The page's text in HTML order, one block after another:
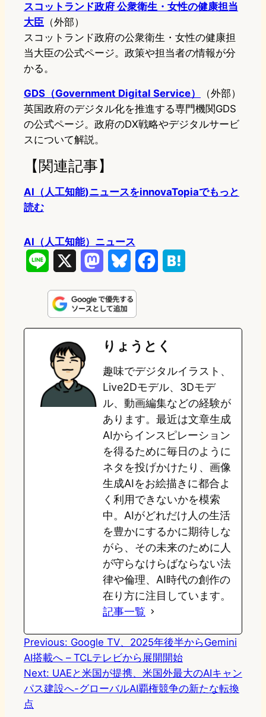
スコットランド政府 公衆衛生・女性の健康担当
大臣 （外部）
スコットランド政府の公衆衛生・女性の健康担
当大臣の公式ページ。政策や担当者の情報が分
かる。
GDS（Government Digital Service）
（外部）
英国政府のデジタル化を推進する専門機関GDS
の公式ページ。政府のDX戦略やデジタルサービ
スについて解説。
【関連記事】
AI（人工知能)ニュースをinnovaTopiaでもっと
読む
AI（人工知能）ニュース
n
e
s
t
o
d
n
u
e
k
y
e
b
o
o
k
e
a
りょうとく
趣味でデジタルイラスト、
Live2Dモデル、3Dモデ
ル、動画編集などの経験が
あります。最近は文章生成
AIからインスピレーション
を得るために毎日のように
ネタを投げかけたり、画像
生成AIをお絵描きに都合よ
く利用できないかを模索
中。AIがどれだけ人の生活
を豊かにするかに期待しな
がら、その未来のために人
が守らなけらばならない法
律や倫理、AI時代の創作の
在り方に注目しています。
記事一覧
Previous: Google TV、2025年後半からGemini
AI搭載へ – TCLテレビから展開開始
Next: UAEと米国が提携、米国外最大のAIキャン
パス建設へ-グローバルAI覇権競争の新たな転換
点